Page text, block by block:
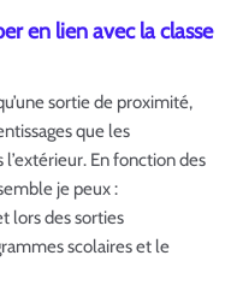
en lien avec la classe
sortie de proximité,
que les
En fonction des
je peux :
lors des sorties
scolaires et le